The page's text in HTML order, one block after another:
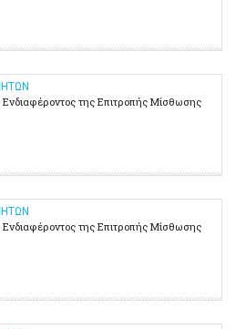
της Επιτροπής Μίσθωσης
της Επιτροπής Μίσθωσης